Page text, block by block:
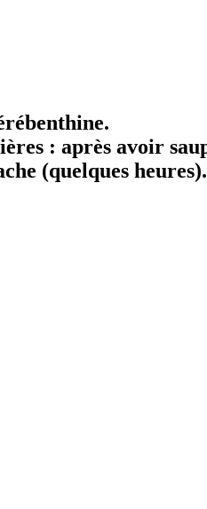
: après avoir
(quelques